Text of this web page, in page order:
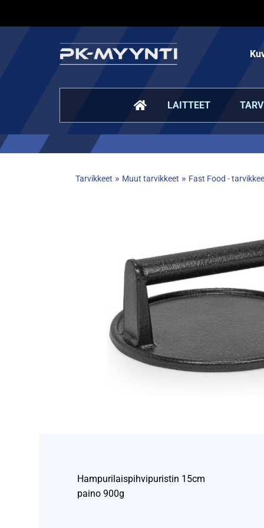
LAITTEET
Tarvikkeet » Muut tarvikkeet » Fast Food -
Hampurilaispihvipuristin 15cm
paino 900g